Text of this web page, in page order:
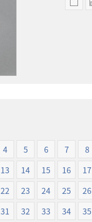
电
新
界
译
4 5 6 7 8
13 14 15 16 17
22 23 24 25 26
31 32 33 34 35